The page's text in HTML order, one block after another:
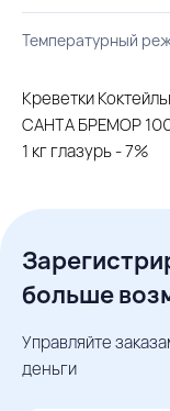
Температурный
Креветки
САНТА БРЕМОР
1 кг глазурь - 7%
больше
Управляйте
деньги